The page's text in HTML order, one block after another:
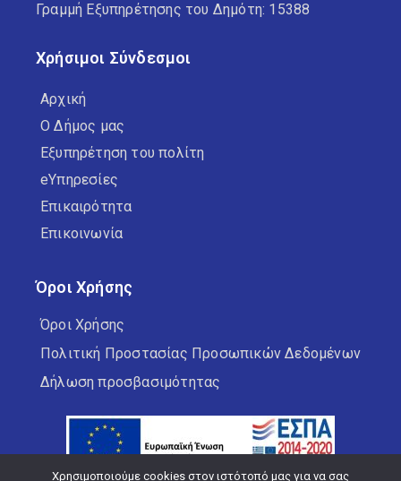
Δ.Κ. Ευόσμου
Δημοτικοί Κινηματογράφοι
Εξωστρέφεια
ΚΑΠΗ
Καταστήματα Υγειονομικού
Κέντρο Κοινωνικής Στήριξης
Γραμμή Εξυπηρέτησης του Δημότη: 15388
Χρήσιμοι Σύνδεσμοι
Αρχική
Ο Δήμος μας
Εξυπηρέτηση του πολίτη
eΥπηρεσίες
Επικαιρότητα
Επικοινωνία
Όροι Χρήσης
Όροι Χρήσης
Πολιτική Προστασίας Προσωπικών Δεδομένων
Δήλωση προσβασιμότητας
Χρησιμοποιούμε cookies στον ιστότοπό μας για να σας